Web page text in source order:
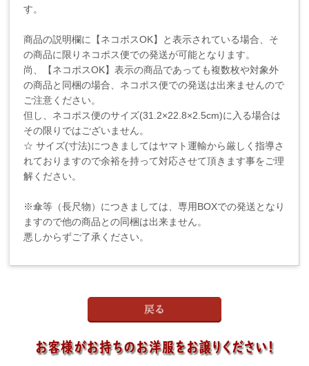
す。
商品の説明欄に【ネコポスOK】と表示されている場合、そ
の商品に限りネコポス便での発送が可能となります。
尚、【ネコポスOK】表示の商品であっても複数枚や対象外
の商品と同梱の場合、ネコポス便での発送は出来ませんので
ご注意ください。
但し、ネコポス便のサイズ(31.2×22.8×2.5cm)に入る場合は
その限りではございません。
☆ サイズ(寸法)につきましてはヤマト運輸から厳しく指導さ
れておりますので余裕を持って対応させて頂きます事をご理
解ください。
※傘等（長尺物）につきましては、専用BOXでの発送となり
ますので他の商品との同梱は出来ません。
悪しからずご了承ください。